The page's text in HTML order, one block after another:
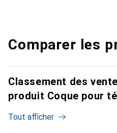
Comparer les
Classement des
produit Coque pour
Tout afficher